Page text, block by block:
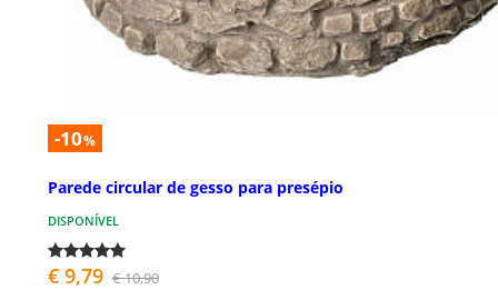
-10%
Parede circular de gesso para presépio
DISPONÍVEL
€ 9,79 € 10,90